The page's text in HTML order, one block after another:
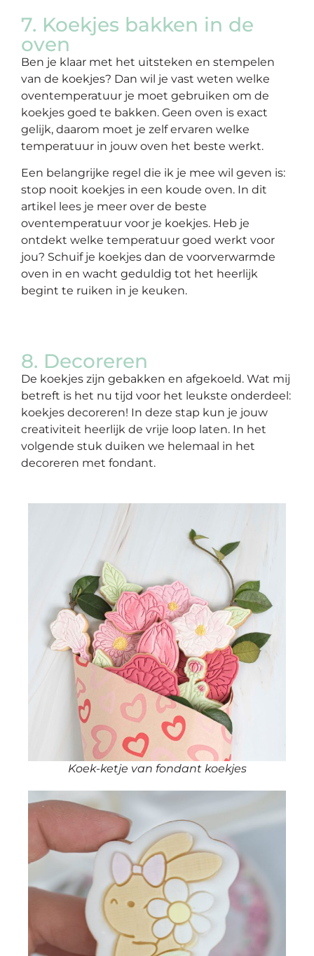
7. Koekjes bakken in de
oven
Ben je klaar met het uitsteken en stempelen
van de koekjes? Dan wil je vast weten welke
oventemperatuur je moet gebruiken om de
koekjes goed te bakken. Geen oven is exact
gelijk, daarom moet je zelf ervaren welke
temperatuur in jouw oven het beste werkt.
Een belangrijke regel die ik je mee wil geven is:
stop nooit koekjes in een koude oven. In dit
artikel lees je meer over de beste
oventemperatuur voor je koekjes. Heb je
ontdekt welke temperatuur goed werkt voor
jou? Schuif je koekjes dan de voorverwarmde
oven in en wacht geduldig tot het heerlijk
begint te ruiken in je keuken.
8. Decoreren
De koekjes zijn gebakken en afgekoeld. Wat mij
betreft is het nu tijd voor het leukste onderdeel:
koekjes decoreren! In deze stap kun je jouw
creativiteit heerlijk de vrije loop laten. In het
volgende stuk duiken we helemaal in het
decoreren met fondant.
Koek-ketje van fondant koekjes